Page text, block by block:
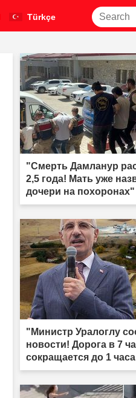
Türkçe
"Смерть Дамланур
2,5 года! Мать уже
дочери на похоронах"
"Министр Уралоглу
новости! Дорога в 7
сокращается до 1